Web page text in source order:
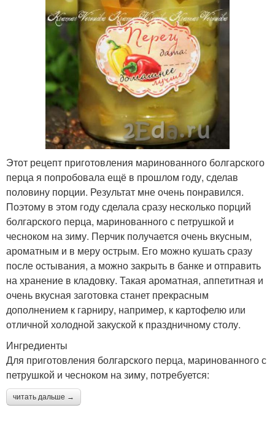
Этот рецепт приготовления маринованного болгарского
перца я попробовала ещё в прошлом году, сделав
половину порции. Результат мне очень понравился.
Поэтому в этом году сделала сразу несколько порций
болгарского перца, маринованного с петрушкой и
чесноком на зиму. Перчик получается очень вкусным,
ароматным и в меру острым. Его можно кушать сразу
после остывания, а можно закрыть в банке и отправить
на хранение в кладовку. Такая ароматная, аппетитная и
очень вкусная заготовка станет прекрасным
дополнением к гарниру, например, к картофелю или
отличной холодной закуской к праздничному столу.
Ингредиенты
Для приготовления болгарского перца, маринованного с
петрушкой и чесноком на зиму, потребуется:
читать дальше →